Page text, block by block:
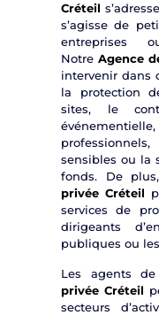
Créteil
s’agisse de
entreprises
Notre Agence
intervenir dans
la protection
sites, le
sensibles ou la
fonds. De
privée Créteil
services de
dirigeants
publiques ou
Les agents
privée Créteil
secteurs